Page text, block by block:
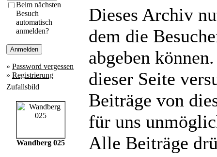
Beim nächsten
Besuch
automatisch
anmelden?
» Password vergessen
» Registrierung
Zufallsbild
Wandberg 025
Dieses Archiv
dem die
abgeben
dieser Seite
Beiträge von
für uns
Alle Beiträge